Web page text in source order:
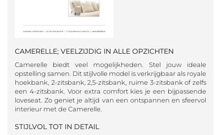
CAMERELLE; VEELZIJDIG IN ALLE OPZICHTEN
Camerelle biedt veel mogelijkheden. Stel jouw ideale
opstelling samen. Dit stijlvolle model is verkrijgbaar als royale
hoekbank, 2-zitsbank, 2,5-zitsbank, ruime 3-zitsbank of zelfs
een 4-zitsbank. Voor extra comfort kies je een bijpassende
loveseat. Zo geniet je altijd van een ontspannen en sfeervol
interieur met de Camerelle.
STIJLVOL TOT IN DETAIL